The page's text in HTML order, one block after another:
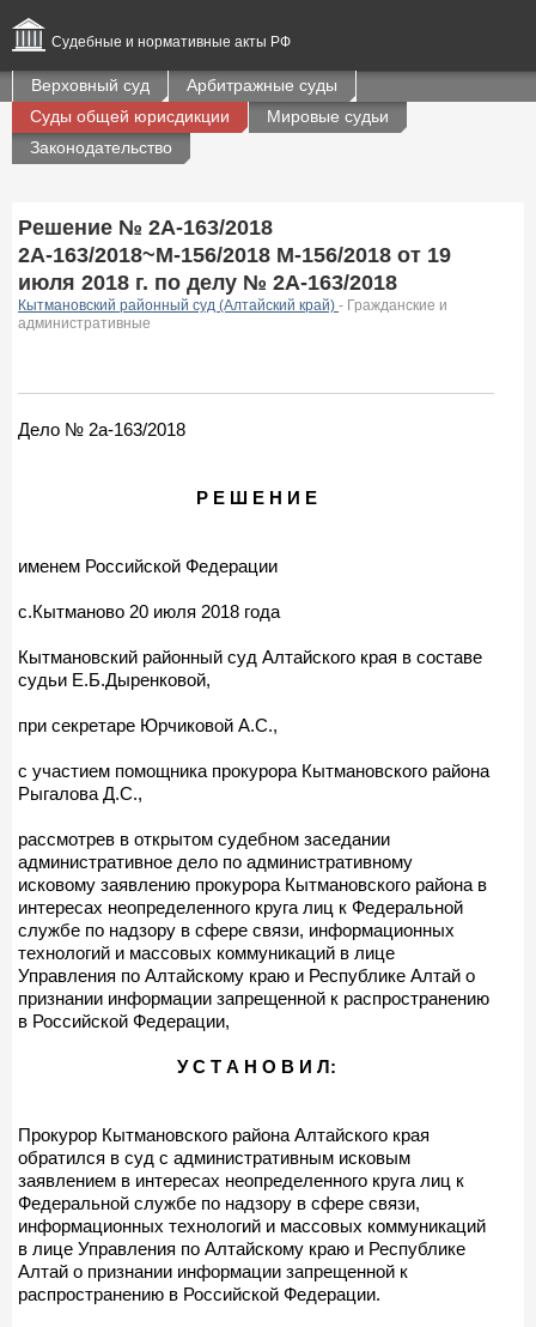
Судебные и нормативные акты РФ
Верховный суд
Арбитражные суды
Суды общей юрисдикции
Мировые судьи
Законодательство
Решение № 2А-163/2018
2А-163/2018~М-156/2018 М-156/2018 от 19
июля 2018 г. по делу № 2А-163/2018
Кытмановский районный суд (Алтайский край) - Гражданские и
административные
Дело № 2а-163/2018
Р Е Ш Е Н И Е
именем Российской Федерации
с.Кытманово 20 июля 2018 года
Кытмановский районный суд Алтайского края в составе
судьи Е.Б.Дыренковой,
при секретаре Юрчиковой А.С.,
с участием помощника прокурора Кытмановского района
Рыгалова Д.С.,
рассмотрев в открытом судебном заседании
административное дело по административному
исковому заявлению прокурора Кытмановского района в
интересах неопределенного круга лиц к Федеральной
службе по надзору в сфере связи, информационных
технологий и массовых коммуникаций в лице
Управления по Алтайскому краю и Республике Алтай о
признании информации запрещенной к распространению
в Российской Федерации,
У С Т А Н О В И Л:
Прокурор Кытмановского района Алтайского края
обратился в суд с административным исковым
заявлением в интересах неопределенного круга лиц к
Федеральной службе по надзору в сфере связи,
информационных технологий и массовых коммуникаций
в лице Управления по Алтайскому краю и Республике
Алтай о признании информации запрещенной к
распространению в Российской Федерации.